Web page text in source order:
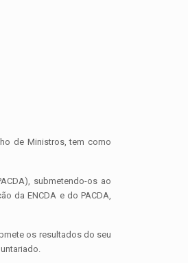
de Ministros, tem como
submetendo-os ao
da ENCDA e do PACDA,
os resultados do seu